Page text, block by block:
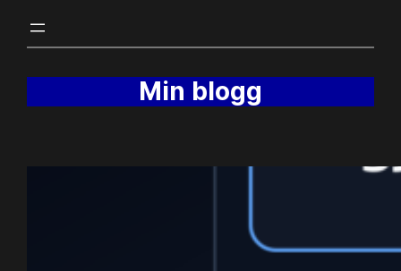
Min blogg